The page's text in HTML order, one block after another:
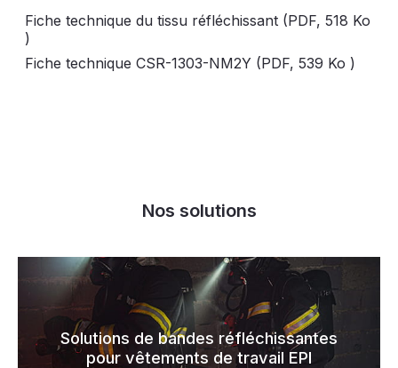
Fiche technique du tissu réfléchissant (PDF, 518 Ko
)
Fiche technique CSR-1303-NM2Y (PDF, 539 Ko )
Nos solutions
Solutions de bandes réfléchissantes
pour vêtements de travail EPI